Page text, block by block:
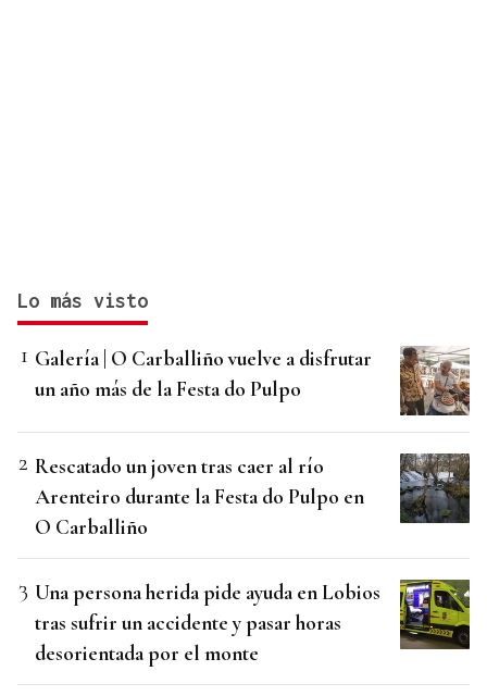
Lo más visto
Galería | O Carballiño vuelve a disfrutar
un año más de la Festa do Pulpo
Rescatado un joven tras caer al río
Arenteiro durante la Festa do Pulpo en
O Carballiño
Una persona herida pide ayuda en Lobios
tras sufrir un accidente y pasar horas
desorientada por el monte